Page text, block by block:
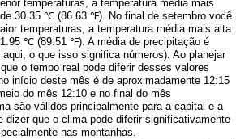
temperaturas, a temperatura média mais
30.35 ℃ (86.63 ℉). No final de setembro você
temperaturas, a temperatura média mais alta
℃ (89.51 ℉). A média de precipitação é
aqui, o que isso significa números). Ao planejar
o tempo real pode diferir desses valores
início deste mês é de aproximadamente 12:15
do mês 12:10 e no final do mês
são válidos principalmente para a capital e a
dizer que o clima pode diferir significativamente
nas montanhas.